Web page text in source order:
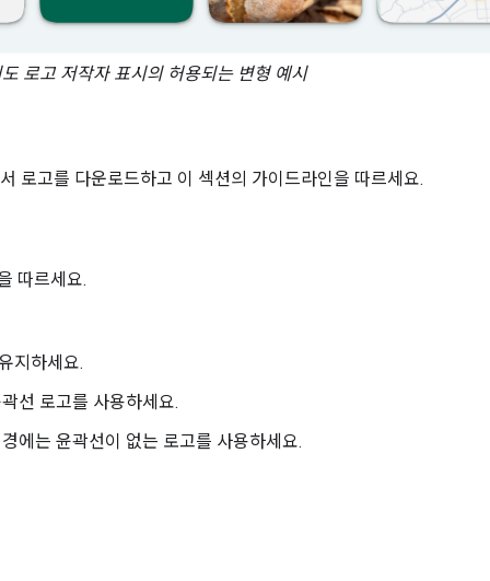
로고 저작자 표시의 허용되는 변형 예시
로고를 다운로드하고 이 섹션의 가이드라인을 따르세요.
따르세요.
지하세요.
선 로고를 사용하세요.
에는 윤곽선이 없는 로고를 사용하세요.